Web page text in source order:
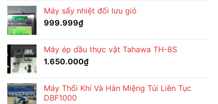
16.500.001.650.000₫.
Máy sấy nhiệt đối lưu gió
999.999₫
Máy ép dầu thực vật Tahawa TH-8S
1.650.000₫
Máy Thổi Khí Và Hàn Miệng Túi Liên Tục
DBF1000